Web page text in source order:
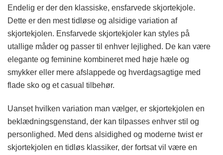
Endelig er der den klassiske, ensfarvede skjortekjole.
Dette er den mest tidløse og alsidige variation af
skjortekjolen. Ensfarvede skjortekjoler kan styles på
utallige måder og passer til enhver lejlighed. De kan være
elegante og feminine kombineret med høje hæle og
smykker eller mere afslappede og hverdagsagtige med
flade sko og et casual tilbehør.
Uanset hvilken variation man vælger, er skjortekjolen en
beklædningsgenstand, der kan tilpasses enhver stil og
personlighed. Med dens alsidighed og moderne twist er
skjortekjolen en tidløs klassiker, der fortsat vil være en